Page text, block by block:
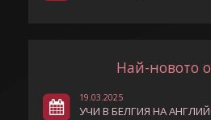
Най-новото
19.03.2025
УЧИ В БЕЛГИЯ НА